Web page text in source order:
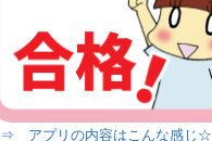
⇒ アプリの内容はこんな感じ☆